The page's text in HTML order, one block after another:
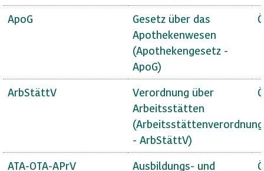
ApoG
Gesetz über das
Apothekenwesen
(Apothekengesetz -
ApoG)
ArbStättV
Verordnung über
Arbeitsstätten
(Arbeitsstättenverordnung
- ArbStättV)
ATA-OTA-APrV
Ausbildungs- und